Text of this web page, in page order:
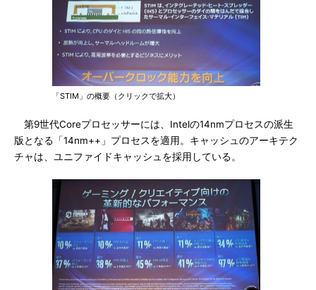
「STIM」の概要（クリックで拡大）
第9世代Coreプロセッサーには、Intelの14nmプロセスの派生
版となる「14nm++」プロセスを適用。キャッシュのアーキテク
チャは、ユニファイドキャッシュを採用している。